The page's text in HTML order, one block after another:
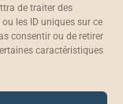
de traiter des
les ID uniques sur ce
consentir ou de retirer
caractéristiques
Lille